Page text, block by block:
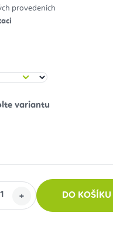
provedeních
DO KOŠÍKU